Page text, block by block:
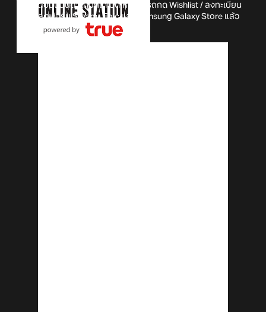
โดยในตอนนี้นั้นตัวเกมก็ได้เปิดให้สามารถกด Wishlist / ลงทะเบียน
บนแพลตฟอร์ม Steam , Epic และ Samsung Galaxy Store แล้ว
ด้วยกัน!